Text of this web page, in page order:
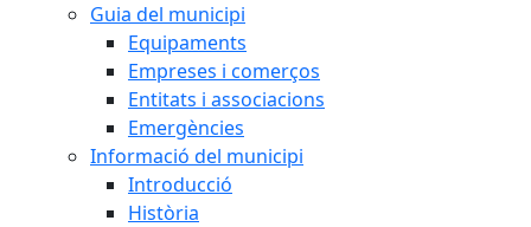
Guia del municipi
Equipaments
Empreses i comerços
Entitats i associacions
Emergències
Informació del municipi
Introducció
Història